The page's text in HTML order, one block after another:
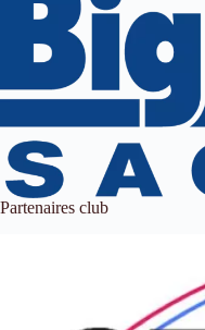
Partenaires club